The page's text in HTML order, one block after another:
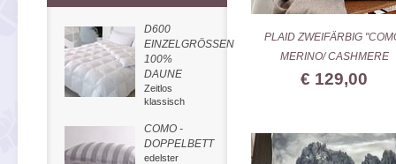
PLAID ZWEIFÄRBIG
MERINO/ CASHMERE
€ 129,00
D600
EINZELGRÖSSEN
100%
DAUNE
Zeitlos
klassisch
COMO -
DOPPELBETT
edelster